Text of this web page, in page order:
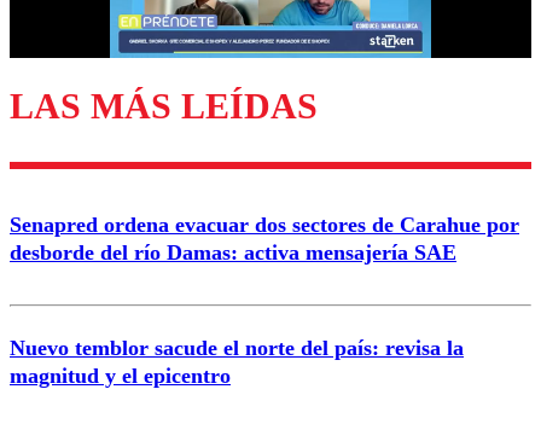
Enviar comentario
LAS MÁS LEÍDAS
Senapred ordena evacuar dos sectores de Carahue por
desborde del río Damas: activa mensajería SAE
Nuevo temblor sacude el norte del país: revisa la
magnitud y el epicentro